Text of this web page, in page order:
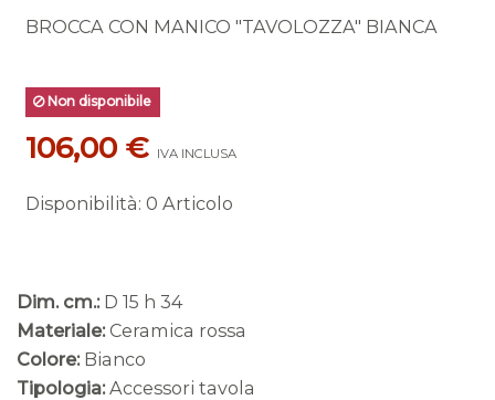
BROCCA CON MANICO "TAVOLOZZA" BIANCA
Non disponibile
106,00 € IVA INCLUSA
Disponibilità: 0 Articolo
Dim. cm.: D 15 h 34
Materiale: Ceramica rossa
Colore: Bianco
Tipologia: Accessori tavola